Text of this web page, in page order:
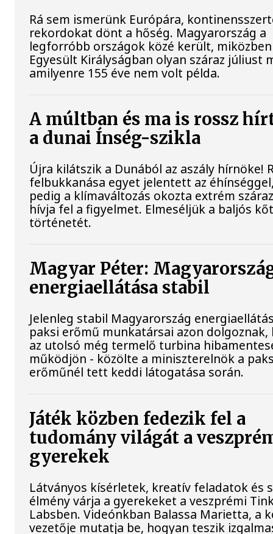
Rá sem ismerünk Európára,
rekordokat dönt a hőség. Magyarország a
legforróbb országok közé került,
Egyesült Királyságban olyan száraz júliust
amilyenre 155 éve nem volt példa.
A múltban és ma is rossz
a dunai Ínség-szikla
Újra kilátszik a Dunából az aszály hírnöke!
felbukkanása egyet jelentett az
pedig a klímaváltozás okozta extrém
hívja fel a figyelmet. Elmeséljük a baljós
történetét.
Magyar Péter:
energiaellátása stabil
Jelenleg stabil Magyarország
paksi erőmű munkatársai azon dolgoznak,
az utolsó még termelő turbina
működjön - közölte a miniszterelnök a
erőműnél tett keddi látogatása során.
Játék közben fedezik fel a
tudomány világát a
gyerekek
Látványos kísérletek, kreatív feladatok és
élmény várja a gyerekeket a veszprémi
Labsben. Videónkban Balassa Marietta, a
vezetője mutatja be, hogyan teszik